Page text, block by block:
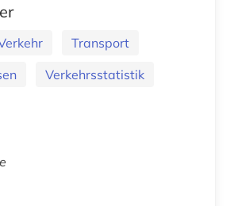
Transport
Verkehrsstatistik